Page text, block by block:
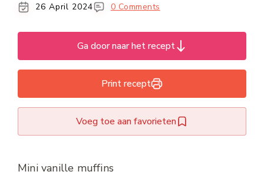
26 April 2024 0 Comments
Ga door naar het recept
Print recept
Voeg toe aan favorieten
Mini vanille muffins